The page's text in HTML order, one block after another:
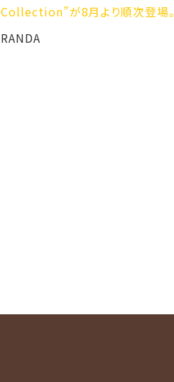
Collection”が8月より順次登場。
RANDA